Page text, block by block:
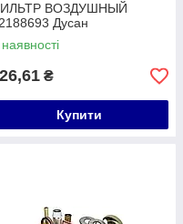
ВОЗДУШНЫЙ
Дусан
₴
Купити